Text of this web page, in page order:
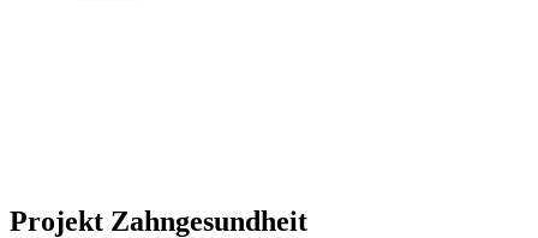
Projekt Zahngesundheit